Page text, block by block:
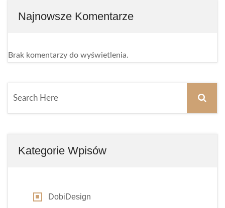
Najnowsze Komentarze
Brak komentarzy do wyświetlenia.
Kategorie Wpisów
DobiDesign